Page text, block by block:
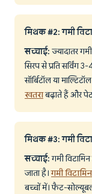
मिथक #2: गमी
सच्चाई: ज्यादातर
सिरप से प्रति सर्विंग
सॉर्बिटॉल या
खतराबढ़ाते हैं और
मिथक #3: गमी
सच्चाई:गमी
जाता है।गमी
बच्चों में। फैट-